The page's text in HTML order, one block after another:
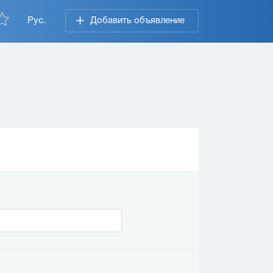
Рус. Добавить объявление